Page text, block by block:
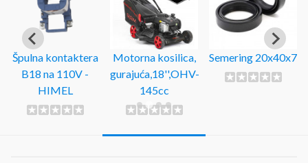
Špulna kontaktera
B18 na 110V -
HIMEL
Motorna kosilica,
gurajuća,18'',OHV-
145cc
Semering 20x40x7